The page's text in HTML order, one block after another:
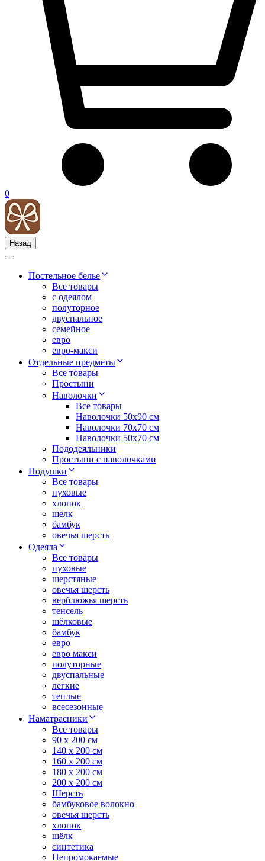
0
Назад
Постельное белье
Все товары
с одеялом
полуторное
двуспальное
семейное
евро
евро-макси
Отдельные предметы
Все товары
Простыни
Наволочки
Все товары
Наволочки 50x90 см
Наволочки 70x70 cм
Наволочки 50х70 см
Пододеяльники
Простыни с наволочками
Подушки
Все товары
пуховые
хлопок
шелк
бамбук
овечья шерсть
Одеяла
Все товары
пуховые
шерстяные
овечья шерсть
верблюжья шерсть
тенсель
шёлковые
бамбук
евро
евро макси
полуторные
двуспальные
легкие
теплые
всесезонные
Наматрасники
Все товары
90 x 200 см
140 x 200 см
160 x 200 см
180 x 200 см
200 x 200 см
Шерсть
бамбуковое волокно
овечья шерсть
хлопок
шёлк
синтетика
Непромокаемые